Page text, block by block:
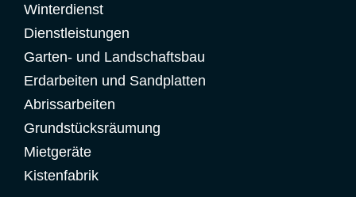
Winterdienst
Dienstleistungen
Garten- und Landschaftsbau
Erdarbeiten und Sandplatten
Abrissarbeiten
Grundstücksräumung
Mietgeräte
Kistenfabrik